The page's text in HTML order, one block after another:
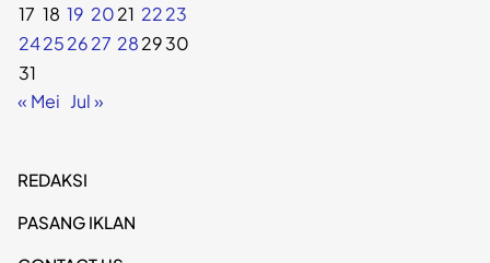
17 18 19 2021 2223
24252627 282930
31
« Mei Jul »
REDAKSI
PASANG IKLAN